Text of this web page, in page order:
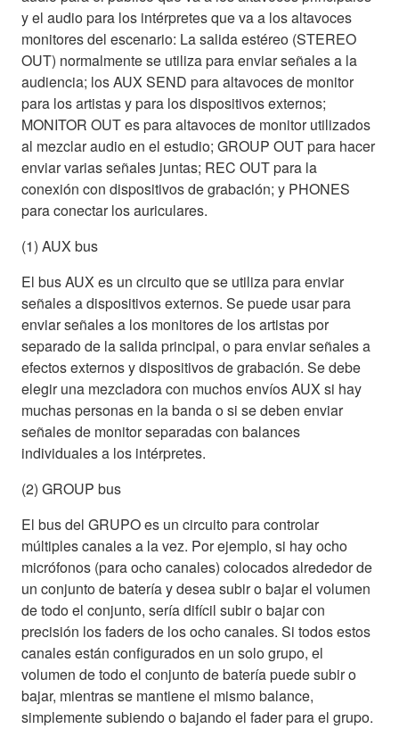
y el audio para los intérpretes que va a los altavoces
monitores del escenario: La salida estéreo (STEREO
OUT) normalmente se utiliza para enviar señales a la
audiencia; los AUX SEND para altavoces de monitor
para los artistas y para los dispositivos externos;
MONITOR OUT es para altavoces de monitor utilizados
al mezclar audio en el estudio; GROUP OUT para hacer
enviar varias señales juntas; REC OUT para la
conexión con dispositivos de grabación; y PHONES
para conectar los auriculares.
(1) AUX bus
El bus AUX es un circuito que se utiliza para enviar
señales a dispositivos externos. Se puede usar para
enviar señales a los monitores de los artistas por
separado de la salida principal, o para enviar señales a
efectos externos y dispositivos de grabación. Se debe
elegir una mezcladora con muchos envíos AUX si hay
muchas personas en la banda o si se deben enviar
señales de monitor separadas con balances
individuales a los intérpretes.
(2) GROUP bus
El bus del GRUPO es un circuito para controlar
múltiples canales a la vez. Por ejemplo, si hay ocho
micrófonos (para ocho canales) colocados alrededor de
un conjunto de batería y desea subir o bajar el volumen
de todo el conjunto, sería difícil subir o bajar con
precisión los faders de los ocho canales. Si todos estos
canales están configurados en un solo grupo, el
volumen de todo el conjunto de batería puede subir o
bajar, mientras se mantiene el mismo balance,
simplemente subiendo o bajando el fader para el grupo.